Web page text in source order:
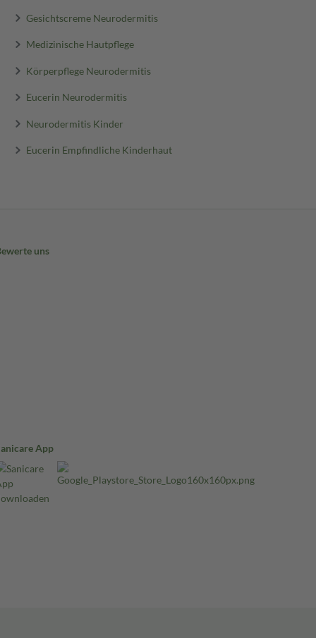
Gesichtscreme Neurodermitis
Medizinische Hautpflege
Körperpflege Neurodermitis
Eucerin Neurodermitis
Neurodermitis Kinder
Eucerin Empfindliche Kinderhaut
uns
App